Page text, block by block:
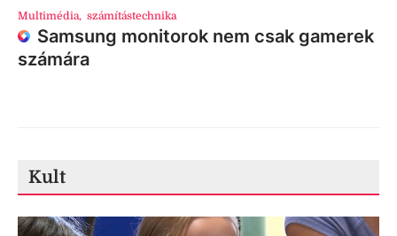
Multimédia, számítástechnika
Samsung monitorok nem csak gamerek
számára
Kult